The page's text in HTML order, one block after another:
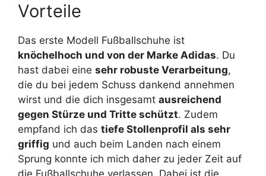
Vorteile
Das erste Modell Fußballschuhe ist
knöchelhoch und von der Marke Adidas. Du
hast dabei eine sehr robuste Verarbeitung,
die du bei jedem Schuss dankend annehmen
wirst und die dich insgesamt ausreichend
gegen Stürze und Tritte schützt. Zudem
empfand ich das tiefe Stollenprofil als sehr
griffig und auch beim Landen nach einem
Sprung konnte ich mich daher zu jeder Zeit auf
die Fußballschuhe verlassen. Dabei ist die